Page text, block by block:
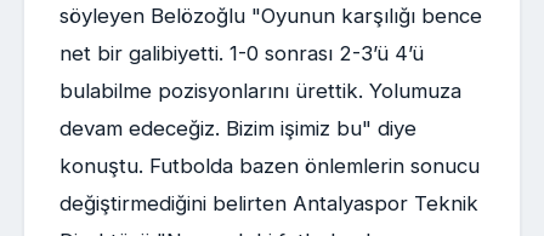
söyleyen Belözoğlu "Oyunun karşılığı bence
net bir galibiyetti. 1-0 sonrası 2-3’ü 4’ü
bulabilme pozisyonlarını ürettik. Yolumuza
devam edeceğiz. Bizim işimiz bu" diye
konuştu. Futbolda bazen önlemlerin sonucu
değiştirmediğini belirten Antalyaspor Teknik